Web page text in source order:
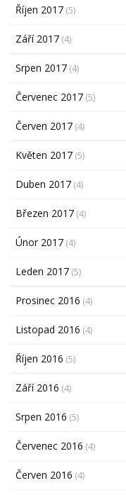
Říjen 2017 (5)
Září 2017 (4)
Srpen 2017 (4)
Červenec 2017 (5)
Červen 2017 (4)
Květen 2017 (5)
Duben 2017 (4)
Březen 2017 (4)
Únor 2017 (4)
Leden 2017 (5)
Prosinec 2016 (4)
Listopad 2016 (4)
Říjen 2016 (5)
Září 2016 (4)
Srpen 2016 (5)
Červenec 2016 (4)
Červen 2016 (4)